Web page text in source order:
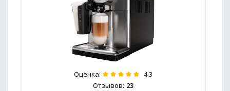
Оценка: 4.3
Отзывов: 23